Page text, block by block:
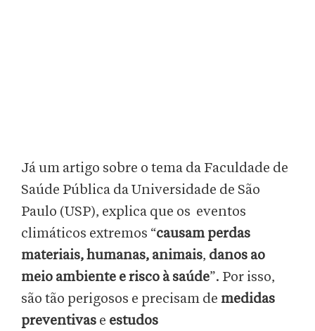
Já um artigo sobre o tema da Faculdade de
Saúde Pública da Universidade de São
Paulo (USP), explica que os eventos
climáticos extremos “causam perdas
materiais, humanas, animais, danos ao
meio ambiente e risco à saúde”. Por isso,
são tão perigosos e precisam de medidas
preventivas e estudos